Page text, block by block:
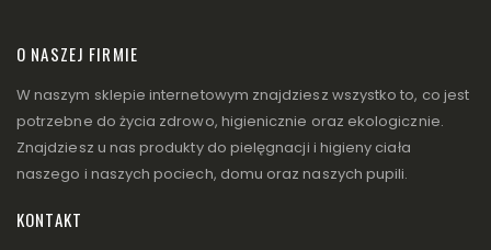
O NASZEJ FIRMIE
W naszym sklepie internetowym znajdziesz wszystko to, co jest
potrzebne do życia zdrowo, higienicznie oraz ekologicznie.
Znajdziesz u nas produkty do pielęgnacji i higieny ciała
naszego i naszych pociech, domu oraz naszych pupili.
KONTAKT